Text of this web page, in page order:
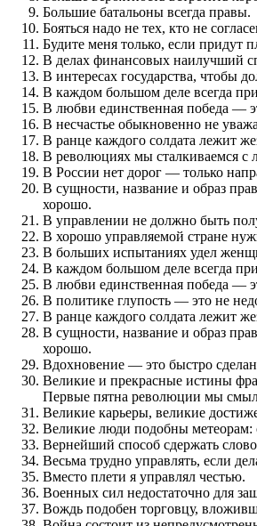
Большие батальоны всегда правы.
Бояться надо не тех, кто не
Будите меня только, если придут
В делах финансовых наилучший
В интересах государства, чтобы
В каждом большом деле всегда
В любви единственная победа —
В несчастье обыкновенно не
В ранце каждого солдата лежит
В революциях мы сталкиваемся с
В России нет дорог — только
В сущности, название и образ
хорошо.
В управлении не должно быть
В хорошо управляемой стране
В больших испытаниях удел
В каждом большом деле всегда
В любви единственная победа —
В политике глупость — это не
В ранце каждого солдата лежит
В сущности, название и образ
хорошо.
Вдохновение — это быстро
Великие и прекрасные истины
Первые пятна революции мы
Великие карьеры, великие
Великие люди подобны метеорам:
Вернейший способ сдержать
Весьма трудно управлять, если
Вместо плети я управлял честью.
Военных сил недостаточно для
Вождь подобен торговцу,